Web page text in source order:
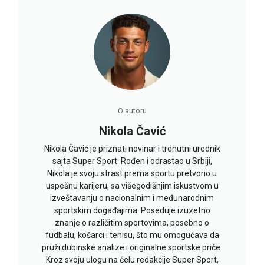
O autoru
Nikola Čavić
Nikola Čavić je priznati novinar i trenutni urednik
sajta Super Sport. Rođen i odrastao u Srbiji,
Nikola je svoju strast prema sportu pretvorio u
uspešnu karijeru, sa višegodišnjim iskustvom u
izveštavanju o nacionalnim i međunarodnim
sportskim događajima. Poseduje izuzetno
znanje o različitim sportovima, posebno o
fudbalu, košarci i tenisu, što mu omogućava da
pruži dubinske analize i originalne sportske priče.
Kroz svoju ulogu na čelu redakcije Super Sport,